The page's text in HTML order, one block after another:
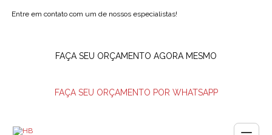
Entre em contato com um de nossos especialistas!
FAÇA SEU ORÇAMENTO AGORA MESMO
FAÇA SEU ORÇAMENTO POR WHATSAPP